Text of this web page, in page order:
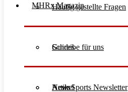
Häufig gestellte Fragen
Schreibe für uns
Aesir Sports Newsletter
Guides
Artikel
MHRx Magazin
News